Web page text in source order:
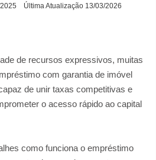
Última Atualização 13/03/2026
de recursos expressivos, muitas
com garantia de imóvel
de unir taxas competitivas e
o acesso rápido ao capital
como funciona o empréstimo